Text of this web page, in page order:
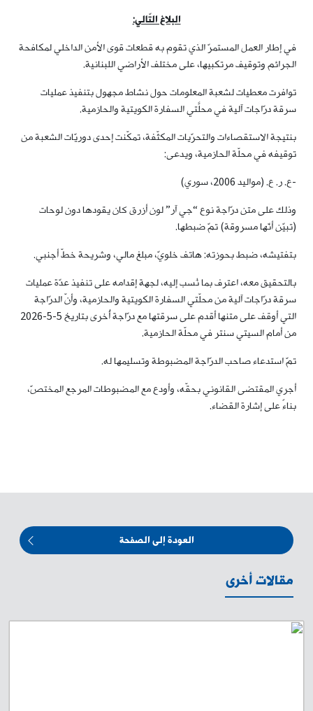
البلاغ التّالي:
في إطار العمل المستمرّ الذي تقوم به قطعات قوى الأمن الداخلي لمكافحة
الجرائم وتوقيف مرتكبيها، على مختلف الأراضي اللبنانية.
توافرت معطيات لشعبة المعلومات حول نشاط مجهول بتنفيذ عمليات
سرقة درّاجات آلية في محلّتَي السفارة الكويتية والحازمية.
بنتيجة الاستقصاءات والتحرّيات المكثّفة، تمكّنت إحدى دوريّات الشعبة من
توقيفه في محلّة الحازمية، ويدعى:
-ع. ر. ع. (مواليد 2006، سوري)
وذلك على متن درّاجة نوع “جي آر” لون أزرق كان يقودها دون لوحات
(تبيّن أنّها مسروقة) تمّ ضبطها.
بتفتيشه، ضبط بحوزته: هاتف خلويّ، مبلغ مالي، وشريحة خطّ أجنبي.
بالتحقيق معه، اعترف بما نُسب إليه، لجهة إقدامه على تنفيذ عدّة عمليات
سرقة درّاجات آلية من محلّتي السفارة الكويتية والحازمية، وأنّ الدرّاجة
التي أوقف على متنها أقدم على سرقتها مع درّاجة أُخرى بتاريخ 5-5-2026
من أمام السيتي سنتر في محلّة الحازمية.
تمّ استدعاء صاحب الدرّاجة المضبوطة وتسليمها له.
أجري المقتضى القانوني بحقّه، وأودع مع المضبوطات المرجع المختصّ،
بناءً على إشارة القضاء.
مقالات أخرى
العودة إلى الصفحة